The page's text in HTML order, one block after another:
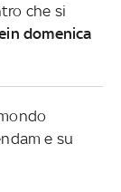
che si
domenica
e su